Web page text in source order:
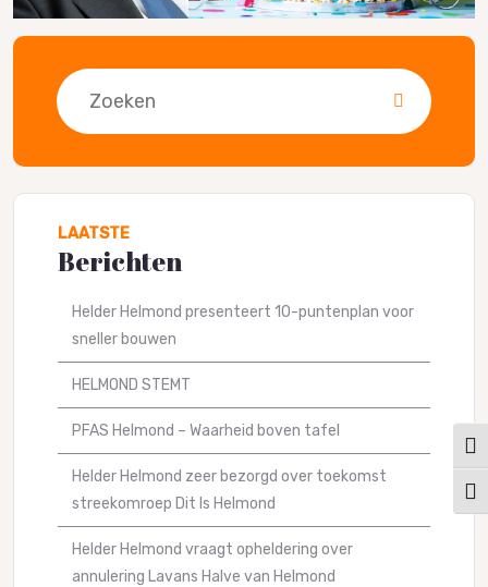
Zoeken
LAATSTE
Berichten
Helder Helmond presenteert 10-puntenplan voor
sneller bouwen
HELMOND STEMT
PFAS Helmond – Waarheid boven tafel
Helder Helmond zeer bezorgd over toekomst
streekomroep Dit Is Helmond
Helder Helmond vraagt opheldering over
annulering Lavans Halve van Helmond